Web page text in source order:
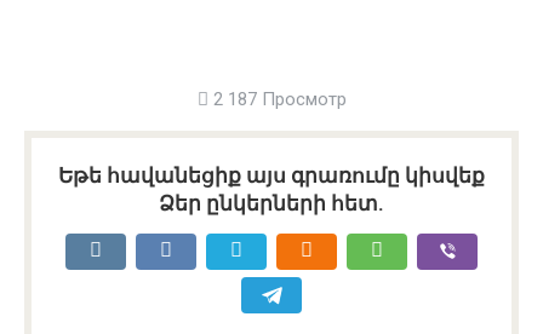
2 187 Просмотр
Եթե հավանեցիք այս գրառումը կիսվեք
Ձեր ընկերների հետ.